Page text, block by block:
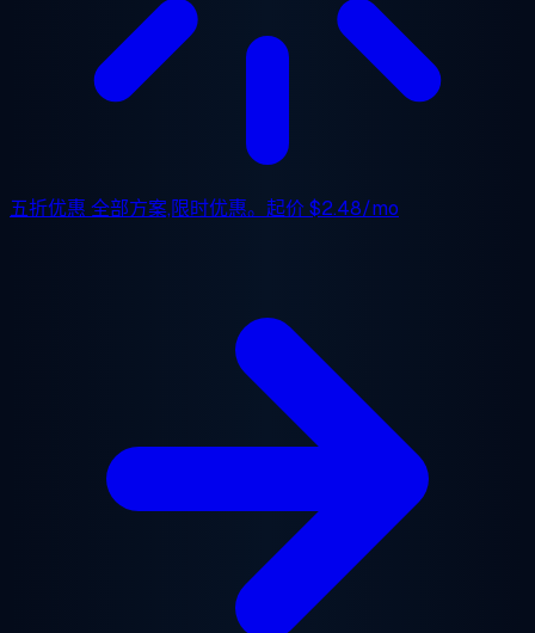
五折优惠 全部方案,限时优惠。起价$2.48/mo